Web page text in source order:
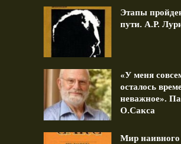
Этапы
пути. А.Р.
«У меня
осталось
неважное».
О.Сакса
Мир наивного